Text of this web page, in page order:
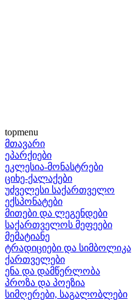
topmenu
მთავარი
ეპარქიები
ეკლესია-მონასტრები
ციხე-ქალაქები
უძველესი საქართველო
ექსპონატები
მითები და ლეგენდები
საქართველოს მეფეები
მემატიანე
ტრადიციები და სიმბოლიკა
ქართველები
ენა და დამწერლობა
პროზა და პოეზია
სიმღერები, საგალობლები